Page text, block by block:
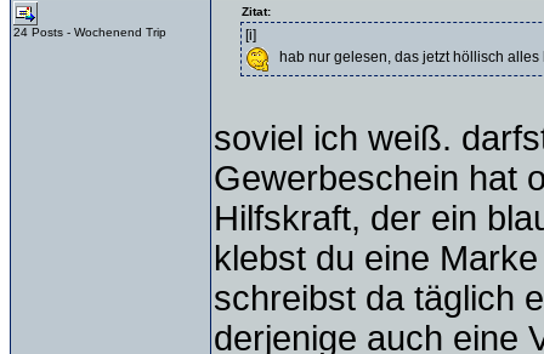
24 Posts - Wochenend Trip
Zitat:
[i]
hab nur gelesen, das jetzt höllisch
soviel ich weiß.
Gewerbeschein hat
Hilfskraft, der ein
klebst du eine
schreibst da täglich
derjenige auch eine